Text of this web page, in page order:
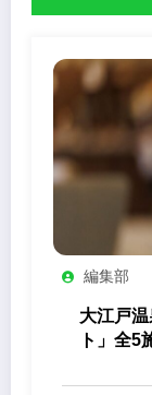
編集部
大江戸
ト」全5